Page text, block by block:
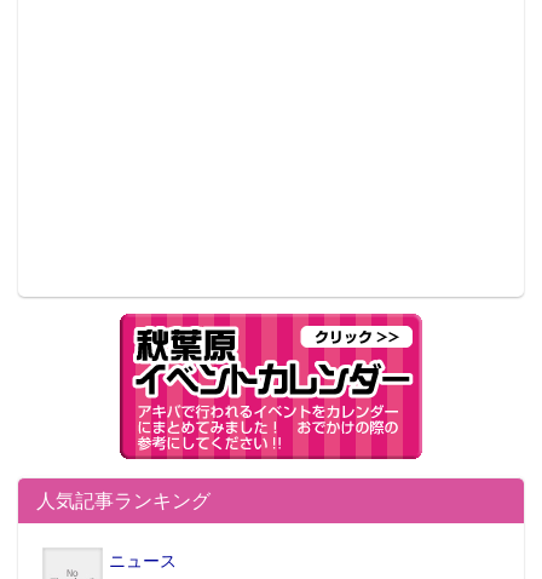
人気記事ランキング
ニュース